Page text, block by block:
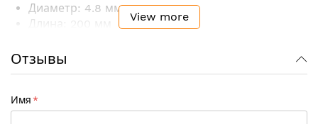
Диаметр: 4.8 мм
Длина: 200 мм
Рукоятка: нет
View more
Отзывы
Имя